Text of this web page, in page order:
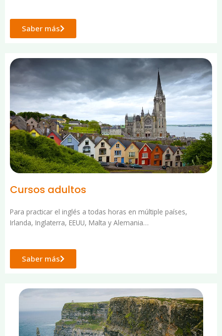
Saber más
Cursos adultos
Para practicar el inglés a todas horas en múltiple países,
Irlanda, Inglaterra, EEUU, Malta y Alemania…
Saber más